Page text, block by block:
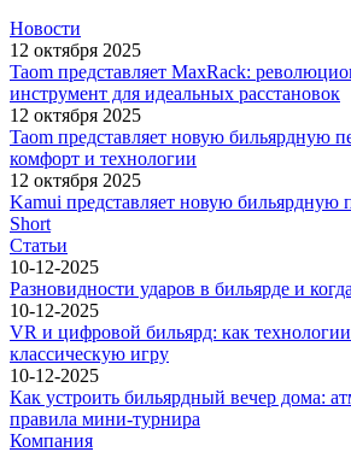
Новости
12 октября 2025
Taom представляет MaxRack:
инструмент для идеальных расстановок
12 октября 2025
Taom представляет новую бильярдную
комфорт и технологии
12 октября 2025
Kamui представляет новую бильярдную
Short
Статьи
10-12-2025
Разновидности ударов в бильярде и
10-12-2025
VR и цифровой бильярд: как
классическую игру
10-12-2025
Как устроить бильярдный вечер дома:
правила мини-турнира
Компания